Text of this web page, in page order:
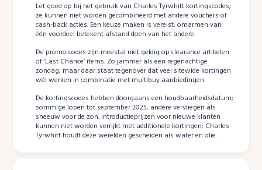
Let goed op bij het gebruik van Charles Tyrwhitt kortingscodes;
ze kunnen niet worden gecombineerd met andere vouchers of
cash-back acties. Een keuze maken is vereist: omarmen van
één voordeel betekent afstand doen van het andere.
De promo codes zijn meestal niet geldig op clearance artikelen
of ‘Last Chance’ items. Zo jammer als een regenachtige
zondag, maar daar staat tegenover dat veel sitewide kortingen
wél werken in combinatie met multibuy aanbiedingen.
De kortingscodes hebben doorgaans een houdbaarheidsdatum;
sommige lopen tot september 2025, andere vervliegen als
sneeuw voor de zon. Introductieprijzen voor nieuwe klanten
kunnen niet worden verrijkt met additionele kortingen; Charles
Tyrwhitt houdt deze werelden gescheiden als water en olie.